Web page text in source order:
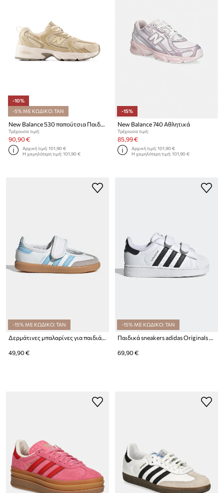
-10%
-5% ΜΕ ΚΩΔΙΚΟ: TAN
New Balance 530 παπούτσια Παιδικά
Τρέχουσα τιμή:
90,90 €
Αρχική τιμή:101,90 €
Η χαμηλότερη τιμή:101,90 €
-15%
New Balance 740 Αθλητικά
Τρέχουσα τιμή:
85,99 €
Αρχική τιμή:101,90 €
Η χαμηλότερη τιμή:101,90 €
-15% ΜΕ ΚΩΔΙΚΟ: TAN
Δερμάτινες μπαλαρίνες για παιδιά adidas Originals SAMBA JANE
49,90 €
-15% ΜΕ ΚΩΔΙΚΟ: TAN
Παιδικά sneakers adidas Originals SUPERSTAR II
69,90 €